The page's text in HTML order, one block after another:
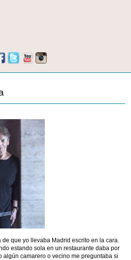
que yo llevaba Madrid escrito en la cara.
estando sola en un restaurante daba por
camarero o vecino me preguntaba si